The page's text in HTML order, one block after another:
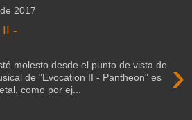
2017
II -
›
molesto desde el punto de vista de
de "Evocation II - Pantheon" es
como por ej...